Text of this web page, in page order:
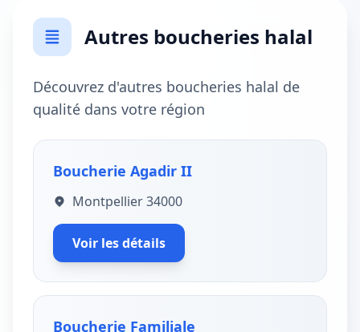
Autres boucheries halal
Découvrez d'autres boucheries halal de
qualité dans votre région
Boucherie Agadir II
Montpellier 34000
Voir les détails
Boucherie Familiale